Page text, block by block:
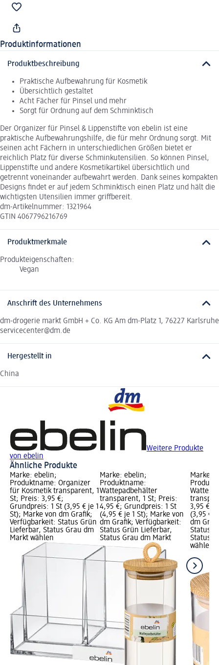
Produktinformationen
Produktbeschreibung
Praktische Aufbewahrung für Kosmetik
Übersichtlich gestaltet
Acht Fächer für Pinsel und mehr
Sorgt für Ordnung auf dem Schminktisch
Der Organizer für Pinsel & Lippenstifte von ebelin ist eine
praktische Aufbewahrungshilfe, die für mehr Ordnung sorgt. Mit
seinen acht Fächern in unterschiedlichen Größen bietet er
reichlich Platz für diverse Schminkutensilien. So können Pinsel,
Lippenstifte und andere Kosmetikartikel übersichtlich und
getrennt voneinander aufbewahrt werden. Dank seines kompakten
Designs findet er auf jedem Schminktisch einen Platz und hält die
wichtigsten Utensilien immer griffbereit.
dm-Artikelnummer: 1321964
GTIN 4067796216769
Produktmerkmale
Produkteigenschaften:
Vegan
Anschrift des Unternehmens
dm-drogerie markt GmbH + Co. KG Am dm-Platz 1, 76227 Karlsruhe
servicecenter@dm.de
Hergestellt in
China
Weitere Produkte
von ebelin
Ähnliche Produkte
Marke: ebelin;
Produktname: Organizer
für Kosmetik transparent, 1
St; Preis: 3,95 €;
Grundpreis: 1 St (3,95 € je 1
St); Marke von dm Grafik;
Verfügbarkeit: Status Grün
Lieferbar, Status Grau dm
Markt wählen
Marke: ebelin;
Produktname:
Wattepadbehälter
transparent, 1 St; Preis:
4,95 €; Grundpreis: 1 St
(4,95 € je 1 St); Marke von
dm Grafik; Verfügbarkeit:
Status Grün Lieferbar,
Status Grau dm Markt
Marke:
3,95 €;
(3,95 €
dm
Status
Status
wählen